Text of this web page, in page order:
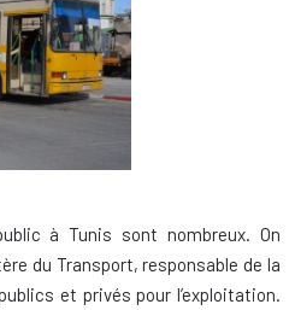
à Tunis sont nombreux. On
du Transport, responsable de la
et privés pour l’exploitation.